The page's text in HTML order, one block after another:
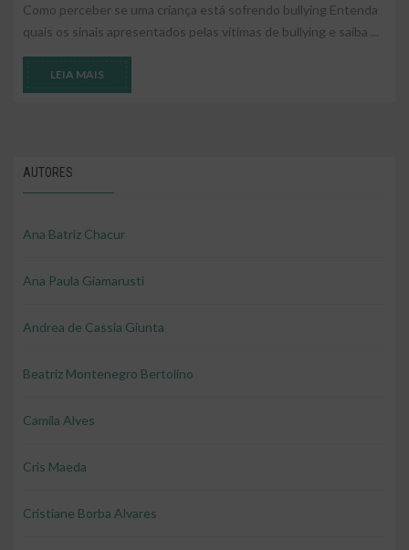
Como perceber se uma criança está sofrendo bullying Entenda
quais os sinais apresentados pelas vítimas de bullying e saiba ...
LEIA MAIS
AUTORES
Ana Batriz Chacur
Ana Paula Giamarusti
Andrea de Cassia Giunta
Beatriz Montenegro Bertolino
Camila Alves
Cris Maeda
Cristiane Borba Alvares